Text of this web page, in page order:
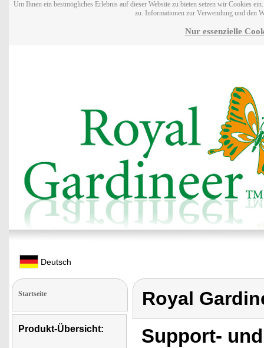
Um Ihnen ein bestmögliches Erlebnis auf dieser Website zu bieten setzen wir Cookies
zu. Informationen zur Verwendung und den
Nur essenzielle
Deutsch
Startseite
Produkt-Übersicht:
Royal
Support-